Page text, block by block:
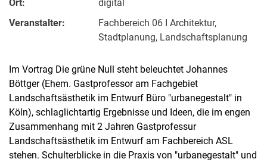
Ort:
digital
Veranstalter:
Fachbereich 06 I Architektur,
Stadtplanung, Landschaftsplanung
Im Vortrag Die grüne Null steht beleuchtet Johannes
Böttger (Ehem. Gastprofessor am Fachgebiet
Landschaftsästhetik im Entwurf Büro "urbanegestalt" in
Köln), schlaglichtartig Ergebnisse und Ideen, die im engen
Zusammenhang mit 2 Jahren Gastprofessur
Landschaftsästhetik im Entwurf am Fachbereich ASL
stehen. Schulterblicke in die Praxis von "urbanegestalt" und